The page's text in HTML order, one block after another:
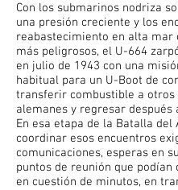
Con los submarinos nodriza
una presión creciente y los
reabastecimiento en alta mar
más peligrosos, el U-664
en julio de 1943 con una
habitual para un U-Boot de
transferir combustible a otros
alemanes y regresar después
En esa etapa de la Batalla del
coordinar esos encuentros
comunicaciones, esperas en
puntos de reunión que podían
en cuestión de minutos, en